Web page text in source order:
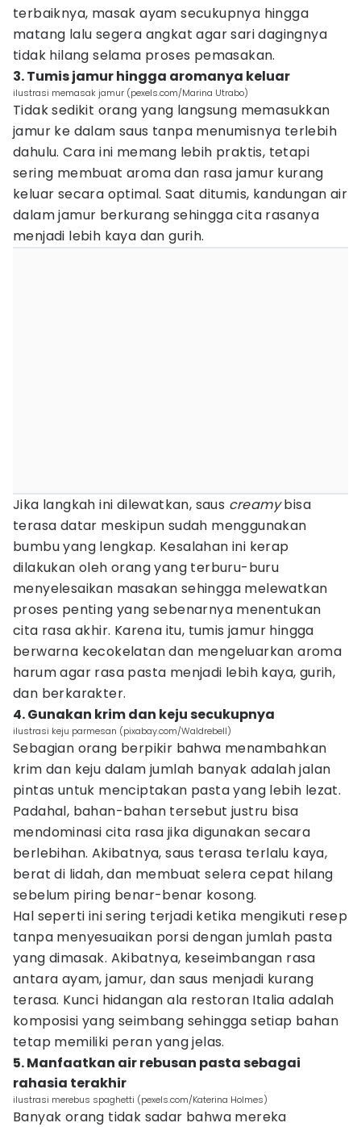
terbaiknya, masak ayam secukupnya hingga
matang lalu segera angkat agar sari dagingnya
tidak hilang selama proses pemasakan.
3. Tumis jamur hingga aromanya keluar
ilustrasi memasak jamur (pexels.com/Marina Utrabo)
Tidak sedikit orang yang langsung memasukkan
jamur ke dalam saus tanpa menumisnya terlebih
dahulu. Cara ini memang lebih praktis, tetapi
sering membuat aroma dan rasa jamur kurang
keluar secara optimal. Saat ditumis, kandungan air
dalam jamur berkurang sehingga cita rasanya
menjadi lebih kaya dan gurih.
Jika langkah ini dilewatkan, saus creamybisa
terasa datar meskipun sudah menggunakan
bumbu yang lengkap. Kesalahan ini kerap
dilakukan oleh orang yang terburu-buru
menyelesaikan masakan sehingga melewatkan
proses penting yang sebenarnya menentukan
cita rasa akhir. Karena itu, tumis jamur hingga
berwarna kecokelatan dan mengeluarkan aroma
harum agar rasa pasta menjadi lebih kaya, gurih,
dan berkarakter.
4. Gunakan krim dan keju secukupnya
ilustrasi keju parmesan (pixabay.com/Waldrebell)
Sebagian orang berpikir bahwa menambahkan
krim dan keju dalam jumlah banyak adalah jalan
pintas untuk menciptakan pasta yang lebih lezat.
Padahal, bahan-bahan tersebut justru bisa
mendominasi cita rasa jika digunakan secara
berlebihan. Akibatnya, saus terasa terlalu kaya,
berat di lidah, dan membuat selera cepat hilang
sebelum piring benar-benar kosong.
Hal seperti ini sering terjadi ketika mengikuti resep
tanpa menyesuaikan porsi dengan jumlah pasta
yang dimasak. Akibatnya, keseimbangan rasa
antara ayam, jamur, dan saus menjadi kurang
terasa. Kunci hidangan ala restoran Italia adalah
komposisi yang seimbang sehingga setiap bahan
tetap memiliki peran yang jelas.
5. Manfaatkan air rebusan pasta sebagai
rahasia terakhir
ilustrasi merebus spaghetti (pexels.com/Katerina Holmes)
Banyak orang tidak sadar bahwa mereka